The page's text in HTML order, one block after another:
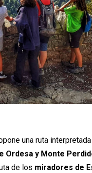
una ruta
Ordesa y Monte
de los miradores de